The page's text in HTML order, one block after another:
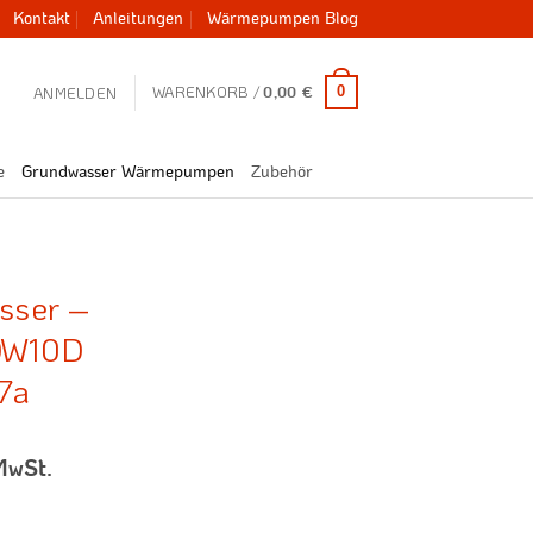
Kontakt Anleitungen Wärmepumpen Blog
ANMELDEN WARENKORB /0,00 € 0
Grundwasser Wärmepumpen Zubehör
–